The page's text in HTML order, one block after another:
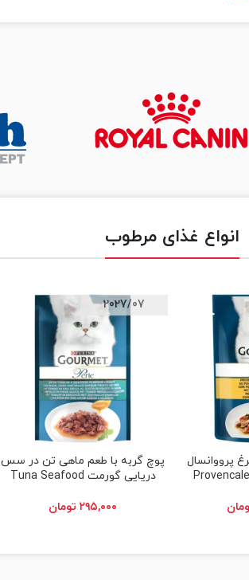
انواع غذای مرطوب
پرووانسال
2027/07
افزودن به سبد خرید
پوچ گربه با طعم ماهی تن در سس
دریایی گورمت Tuna Seafood
۲۹۵,۰۰۰ تومان